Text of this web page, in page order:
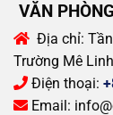
VĂN
Địa chỉ:
Trường Mê
Điện thoại:
Email: